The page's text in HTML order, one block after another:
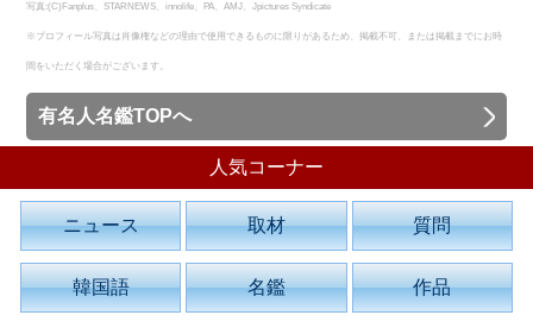
写真:(C)Fanplus、STARNEWS、innolife、PA、AMJ、Jpictures Syndicate
※プロフィール写真は肖像権などの理由で使用できるものに限りがあるため、掲載不可、または掲載までにお時
間をいただく場合がございます。
有名人名鑑TOPへ
人気コーナー
ニュース 取材 質問
韓国語 名鑑 作品